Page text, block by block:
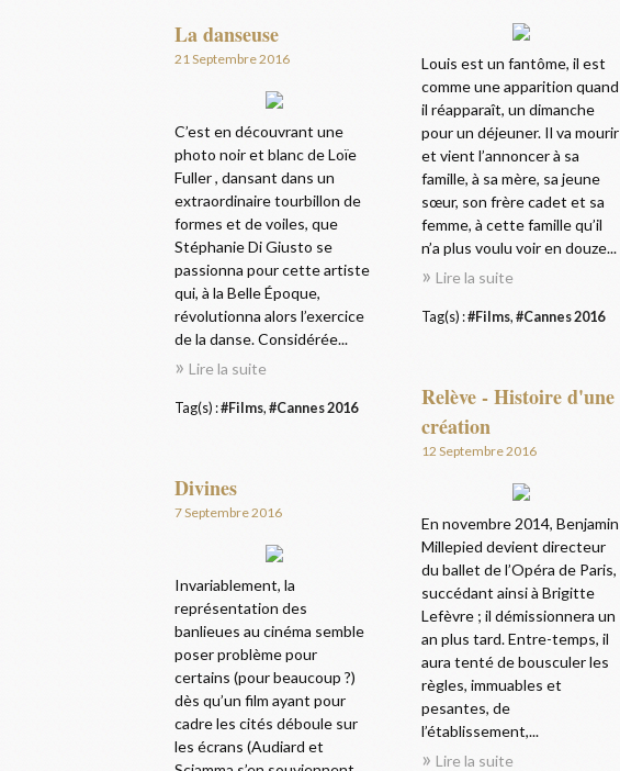
Louis est un fantôme, il est
comme une apparition quand
il réapparaît, un dimanche
pour un déjeuner. Il va mourir
et vient l’annoncer à sa
famille, à sa mère, sa jeune
sœur, son frère cadet et sa
femme, à cette famille qu’il
n’a plus voulu voir en douze...
Lire la suite
Tag(s) :#Films, #Cannes 2016
La danseuse
21 Septembre 2016
C’est en découvrant une
photo noir et blanc de Loïe
Fuller , dansant dans un
extraordinaire tourbillon de
formes et de voiles, que
Stéphanie Di Giusto se
passionna pour cette artiste
qui, à la Belle Époque,
révolutionna alors l’exercice
de la danse. Considérée...
Lire la suite
Tag(s) :#Films, #Cannes 2016
Relève - Histoire d'une
création
12 Septembre 2016
En novembre 2014, Benjamin
Millepied devient directeur
du ballet de l’Opéra de Paris,
succédant ainsi à Brigitte
Lefèvre ; il démissionnera un
an plus tard. Entre-temps, il
aura tenté de bousculer les
règles, immuables et
pesantes, de
l’établissement,...
Lire la suite
Divines
7 Septembre 2016
Invariablement, la
représentation des
banlieues au cinéma semble
poser problème pour
certains (pour beaucoup ?)
dès qu’un film ayant pour
cadre les cités déboule sur
les écrans (Audiard et